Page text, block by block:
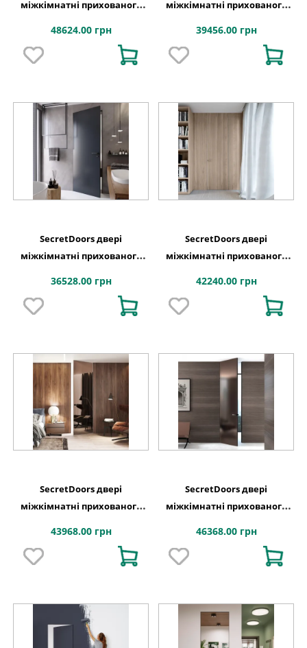
міжкімнатні прихованого
щитове полотно
48624.00 грн
міжкімнатні прихованого
алюмінієве полотно
39456.00 грн
SecretDoors двері
міжкімнатні прихованого
щитове полотно
36528.00 грн
SecretDoors двері
міжкімнатні прихованого
натуральний тонований +
лак алюмінієве полотно
42240.00 грн
SecretDoors двері
міжкімнатні прихованого
бронза графіт
43968.00 грн
SecretDoors двері
міжкімнатні прихованого
бронза графіт сатин
46368.00 грн